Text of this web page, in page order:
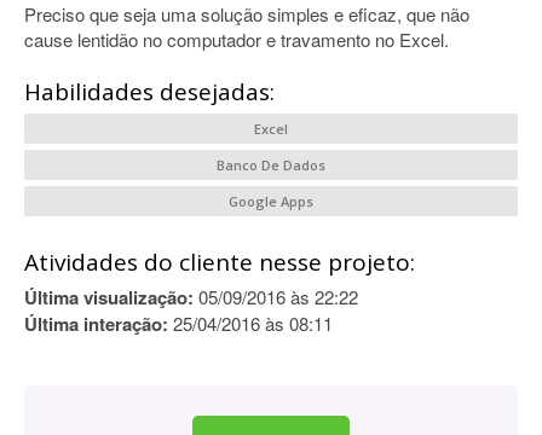
Preciso que seja uma solução simples e eficaz, que não
cause lentidão no computador e travamento no Excel.
Habilidades desejadas:
Excel
Banco De Dados
Google Apps
Atividades do cliente nesse projeto:
Última visualização: 05/09/2016 às 22:22
Última interação: 25/04/2016 às 08:11